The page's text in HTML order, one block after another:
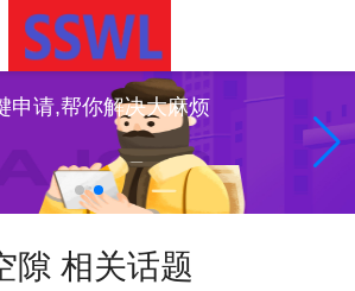
申请,帮你解决大麻烦
隙 相关话题